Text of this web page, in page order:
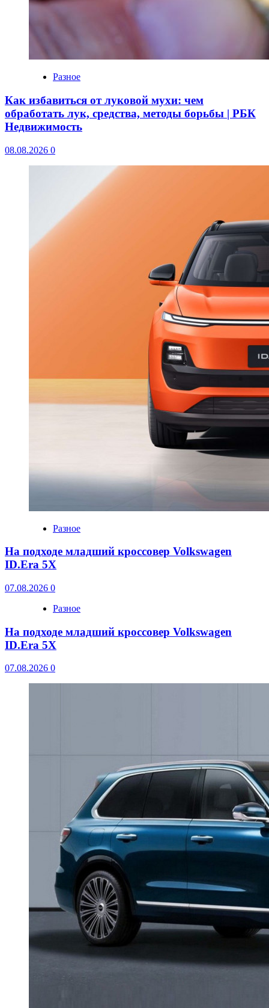
Разное
Как избавиться от луковой мухи: чем
обработать лук, средства, методы борьбы | РБК
Недвижимость
08.08.2026 0
Разное
На подходе младший кроссовер Volkswagen
ID.Era 5X
07.08.2026 0
Разное
На подходе младший кроссовер Volkswagen
ID.Era 5X
07.08.2026 0